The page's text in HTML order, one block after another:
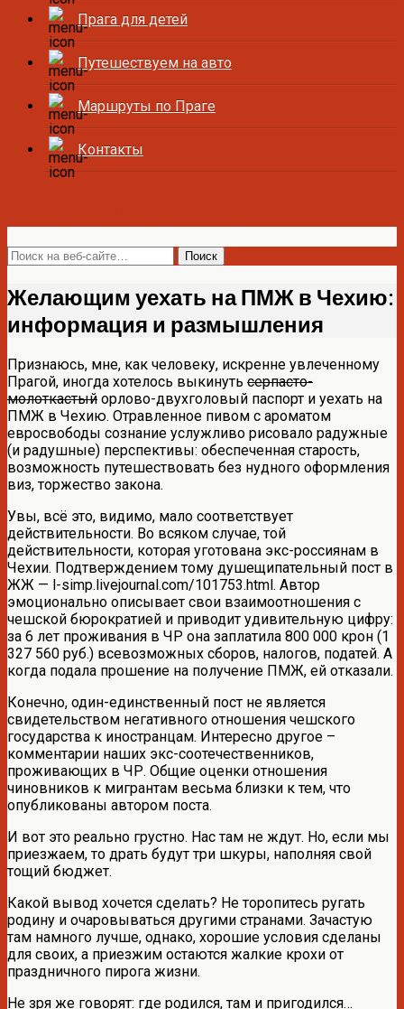
Прага для детей
Путешествуем на авто
Маршруты по Праге
Контакты
Желающим уехать на ПМЖ в Чехию:
информация и размышления
Признаюсь, мне, как человеку, искренне увлеченному
Прагой, иногда хотелось выкинуть серпасто-
молоткастый орлово-двухголовый паспорт и уехать на
ПМЖ в Чехию. Отравленное пивом с ароматом
евросвободы сознание услужливо рисовало радужные
(и радушные) перспективы: обеспеченная старость,
возможность путешествовать без нудного оформления
виз, торжество закона.
Увы, всё это, видимо, мало соответствует
действительности. Во всяком случае, той
действительности, которая уготована экс-россиянам в
Чехии. Подтверждением тому душещипательный пост в
ЖЖ — l-simp.livejournal.com/101753.html. Автор
эмоционально описывает свои взаимоотношения с
чешской бюрократией и приводит удивительную цифру:
за 6 лет проживания в ЧР она заплатила 800 000 крон (1
327 560 руб.) всевозможных сборов, налогов, податей. А
когда подала прошение на получение ПМЖ, ей отказали.
Конечно, один-единственный пост не является
свидетельством негативного отношения чешского
государства к иностранцам. Интересно другое –
комментарии наших экс-соотечественников,
проживающих в ЧР. Общие оценки отношения
чиновников к мигрантам весьма близки к тем, что
опубликованы автором поста.
И вот это реально грустно. Нас там не ждут. Но, если мы
приезжаем, то драть будут три шкуры, наполняя свой
тощий бюджет.
Какой вывод хочется сделать? Не торопитесь ругать
родину и очаровываться другими странами. Зачастую
там намного лучше, однако, хорошие условия сделаны
для своих, а приезжим остаются жалкие крохи от
праздничного пирога жизни.
Не зря же говорят: где родился, там и пригодился…